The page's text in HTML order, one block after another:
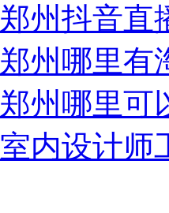
郑州抖音直
郑州哪里有
郑州哪里可
室内设计师